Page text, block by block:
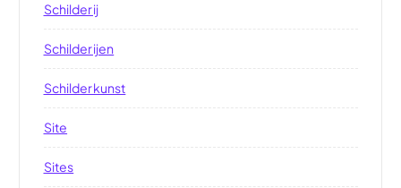
Schilderij
Schilderijen
Schilderkunst
Site
Sites